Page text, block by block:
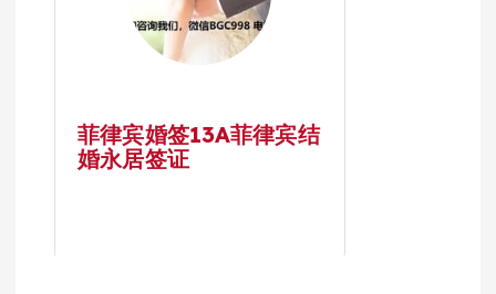
菲律宾婚签13A菲律宾结
婚永居签证